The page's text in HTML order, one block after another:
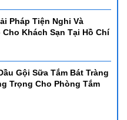
Pháp Tiện Nghi Và
Khách Sạn Tại Hồ Chí
Gội Sữa Tắm Bát Tràng
Trọng Cho Phòng Tắm